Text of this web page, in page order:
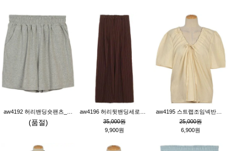
(품절)
35,000원
9,900원
25,000원
6,900원